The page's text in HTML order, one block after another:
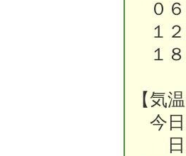
０６
１２
１８
【気
今日
日